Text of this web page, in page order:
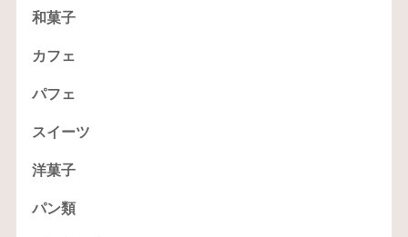
和菓子
カフェ
パフェ
スイーツ
洋菓子
パン類